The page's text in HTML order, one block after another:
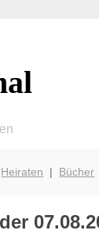
Heiraten | Bücher